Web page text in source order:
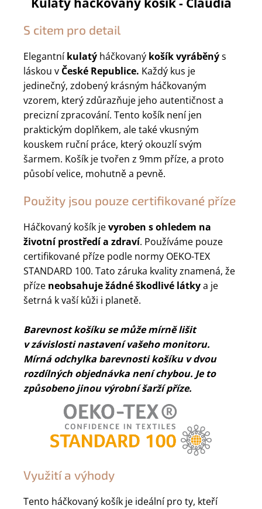
S citem pro detail
Elegantníkulatý háčkovaný košíkvyráběnýs
láskou v České Republice. Každý kus je
jedinečný, zdobený krásným háčkovaným
vzorem, který zdůrazňuje jeho autentičnost a
precizní zpracování. Tento košík není jen
praktickým doplňkem, ale také vkusným
kouskem ruční práce, který okouzlí svým
šarmem. Košík je tvořen z 9mm příze, a proto
působí velice, mohutně a pevně.
Použity jsou pouze certifikované příze
Háčkovaný košík jevyroben s ohledem na
životní prostředí a zdraví. Používáme pouze
certifikované příze podle normy OEKO-TEX
STANDARD 100. Tato záruka kvality znamená, že
příze neobsahuje žádné škodlivé látkya je
šetrná k vaší kůži i planetě.
Barevnost košíku se může mírně lišit
v závislosti nastavení vašeho monitoru.
Mírná odchylka barevnosti košíku v dvou
rozdílných objednávka není chybou. Je to
způsobeno jinou výrobní šarží příze.
Využití a výhody
Tento háčkovaný košík je ideální pro ty, kteří